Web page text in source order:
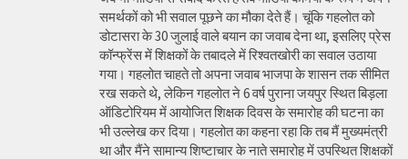
समर्थकों को भी सवाल पूछने का मौका देते हैं। चूंकि गहलोत को
डोटासरा के 30 जुलाई वाले बयान का जवाब देना था, इसलिए प्रेस
कॉन्फ्रेंस में शिक्षकों के तबादले में रिश्वतखोरी का सवाल उठाया
गया। गहलोत चाहते तो अपना जवाब भाजपा के शासन तक सीमित
रख सकते थे, लेकिन गहलोत ने 6 वर्ष पुराना जयपुर स्थित बिड़ला
ऑडिटोरियम में आयोजित शिक्षक दिवस के समारोह की घटना का
भी उल्लेख कर दिया। गहलोत का कहना रहा कि तब मैं मुख्यमंत्री
था और मैंने सामान्य शिष्टाचार के नाते समारोह में उपस्थित शिक्षकों